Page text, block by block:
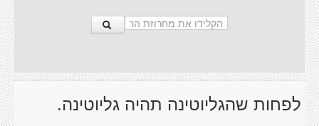
לפחות שהגליוטינה תהיה גליוטינה.